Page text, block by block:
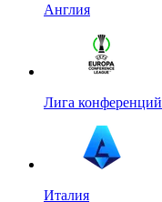
Англия
Лига конференций
Италия